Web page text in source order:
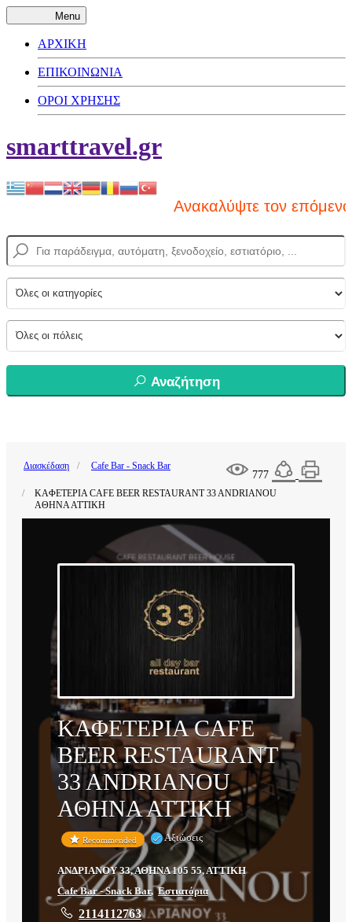
Menu
ΑΡΧΙΚΗ
ΕΠΙΚΟΙΝΩΝΙΑ
ΟΡΟΙ ΧΡΗΣΗΣ
smarttravel.gr
Ανακαλύψτε τον επόμενο
Αναζήτηση
777
Διασκέδαση Cafe Bar - Snack Bar
ΚΑΦΕΤΕΡΙΑ CAFE BEER RESTAURANT 33 ANDRIANOU
ΑΘΗΝΑ ΑΤΤΙΚΗ
ΚΑΦΕΤΕΡΙΑ CAFE
BEER RESTAURANT
33 ANDRIANOU
ΑΘΗΝΑ ΑΤΤΙΚΗ
Recommended Αξιώσεις
ΑΝΔΡΙΑΝΟΥ 33, ΑΘΗΝΑ 105 55, ΑΤΤΙΚΗ
Cafe Bar - Snack Bar,Εστιατόρια
2114112763